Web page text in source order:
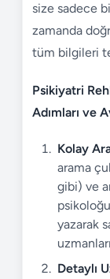
size sadece
zamanda
tüm bilgileri
Psikiyatri
Adımları ve
Kolay
arama
gibi) ve
yazarak
Detaylı